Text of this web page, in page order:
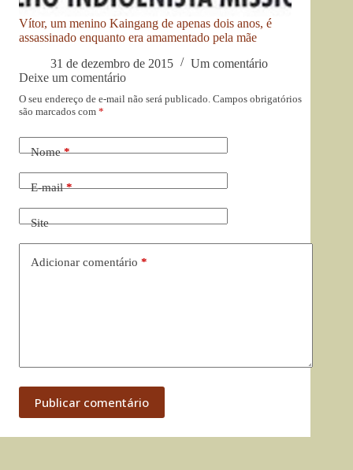
Vítor, um menino Kaingang de apenas dois anos, é
assassinado enquanto era amamentado pela mãe
31 de dezembro de 2015
Um comentário
Deixe um comentário
O seu endereço de e-mail não será publicado. Campos obrigatórios
são marcados com *
Nome*
E-mail*
Site
Adicionar comentário *
Publicar comentário